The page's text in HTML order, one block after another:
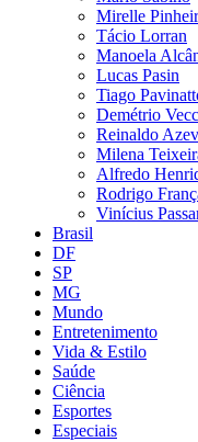
Mirelle
Tácio Lorran
Manoela
Lucas Pasin
Tiago
Demétrio
Reinaldo
Milena
Alfredo
Rodrigo
Vinícius
Brasil
DF
SP
MG
Mundo
Entretenimento
Vida & Estilo
Saúde
Ciência
Esportes
Especiais